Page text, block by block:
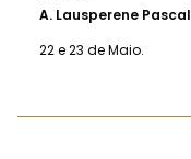
A. Lausperene Pascal
22 e 23 de Maio.